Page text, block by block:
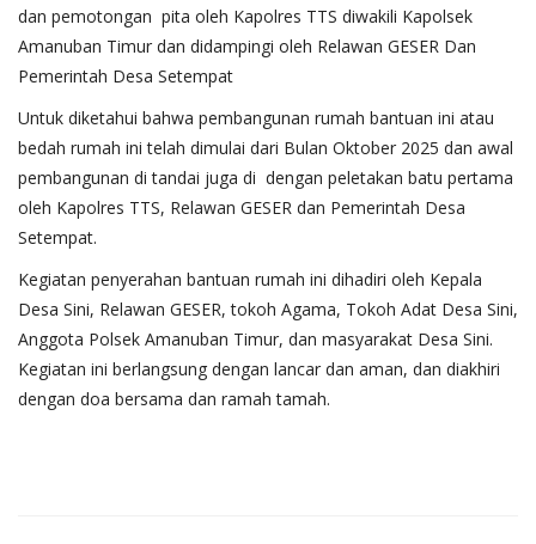
dan pemotongan pita oleh Kapolres TTS diwakili Kapolsek
Amanuban Timur dan didampingi oleh Relawan GESER Dan
Pemerintah Desa Setempat
Untuk diketahui bahwa pembangunan rumah bantuan ini atau
bedah rumah ini telah dimulai dari Bulan Oktober 2025 dan awal
pembangunan di tandai juga di dengan peletakan batu pertama
oleh Kapolres TTS, Relawan GESER dan Pemerintah Desa
Setempat.
Kegiatan penyerahan bantuan rumah ini dihadiri oleh Kepala
Desa Sini, Relawan GESER, tokoh Agama, Tokoh Adat Desa Sini,
Anggota Polsek Amanuban Timur, dan masyarakat Desa Sini.
Kegiatan ini berlangsung dengan lancar dan aman, dan diakhiri
dengan doa bersama dan ramah tamah.